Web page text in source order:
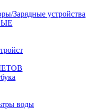
Зарядные устройства
воды